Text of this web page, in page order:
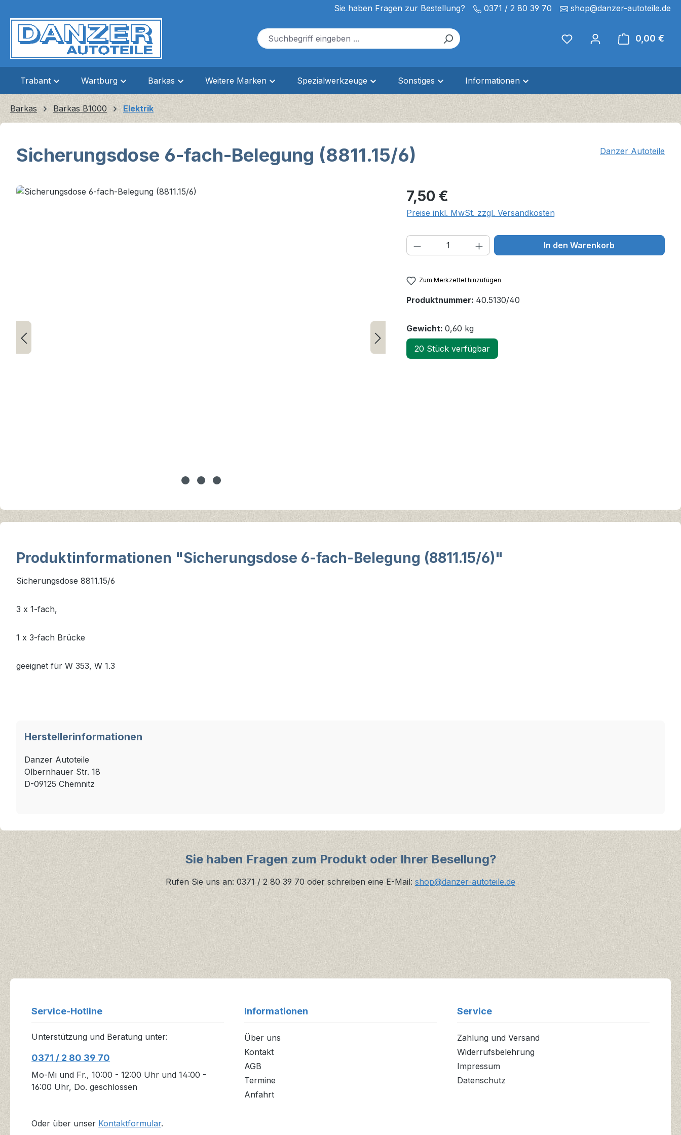
Sie haben Fragen zur Bestellung? 0371 / 2 80 39 70 shop@danzer-autoteile.de
0,00 €
Trabant Wartburg Barkas Weitere Marken Spezialwerkzeuge Sonstiges Informationen
Barkas Barkas B1000 Elektrik
Sicherungsdose 6-fach-Belegung (8811.15/6) Danzer Autoteile
Bildergalerie überspringen Regulärer Preis:
7,50 €
Preise inkl. MwSt. zzgl. Versandkosten
Produkt Anzahl: Gib den gewünschten Wert
In den Warenkorb
Zum Merkzettel hinzufügen
Produktnummer: 40.5130/40
Gewicht: 0,60 kg
20 Stück verfügbar
Produktinformationen "Sicherungsdose 6-fach-Belegung (8811.15/6)"
Sicherungsdose 8811.15/6
3 x 1-fach,
1 x 3-fach Brücke
geeignet für W 353, W 1.3
Herstellerinformationen
Danzer Autoteile
Olbernhauer Str. 18
D-09125 Chemnitz
Sie haben Fragen zum Produkt oder Ihrer Besellung?
Rufen Sie uns an: 0371 / 2 80 39 70 oder schreiben eine E-Mail: shop@danzer-autoteile.de
Service-Hotline
Unterstützung und Beratung unter:
0371 / 2 80 39 70
Mo-Mi und Fr., 10:00 - 12:00 Uhr und 14:00 -
16:00 Uhr, Do. geschlossen
Oder über unser Kontaktformular.
Informationen
Über uns
Kontakt
AGB
Termine
Anfahrt
Service
Zahlung und Versand
Widerrufsbelehrung
Impressum
Datenschutz